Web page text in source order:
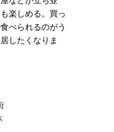
楽しめる。買っ
べられるのがう
したくなりま